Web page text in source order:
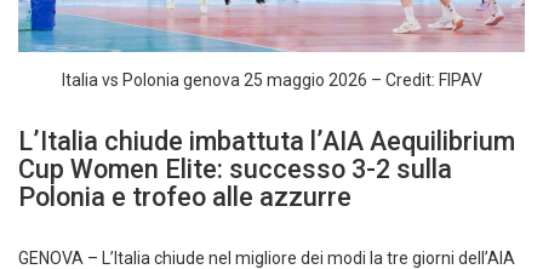
Italia vs Polonia genova 25 maggio 2026 – Credit: FIPAV
L’Italia chiude imbattuta l’AIA Aequilibrium
Cup Women Elite: successo 3-2 sulla
Polonia e trofeo alle azzurre
GENOVA – L’Italia chiude nel migliore dei modi la tre giorni dell’AIA